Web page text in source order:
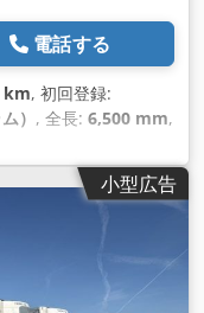
電話する
km, 初回登録:
） , 全長: 6,500 mm,
回検査（TÜV）:
ズ:6.50 R 16LT /小型広告